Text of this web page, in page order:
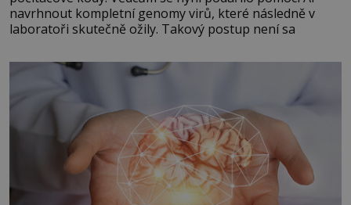
navrhnout kompletní genomy virů, které následně v
laboratoři skutečně ožily. Takový postup není sa